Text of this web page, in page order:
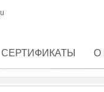
СЕРТИФИКАТЫ О